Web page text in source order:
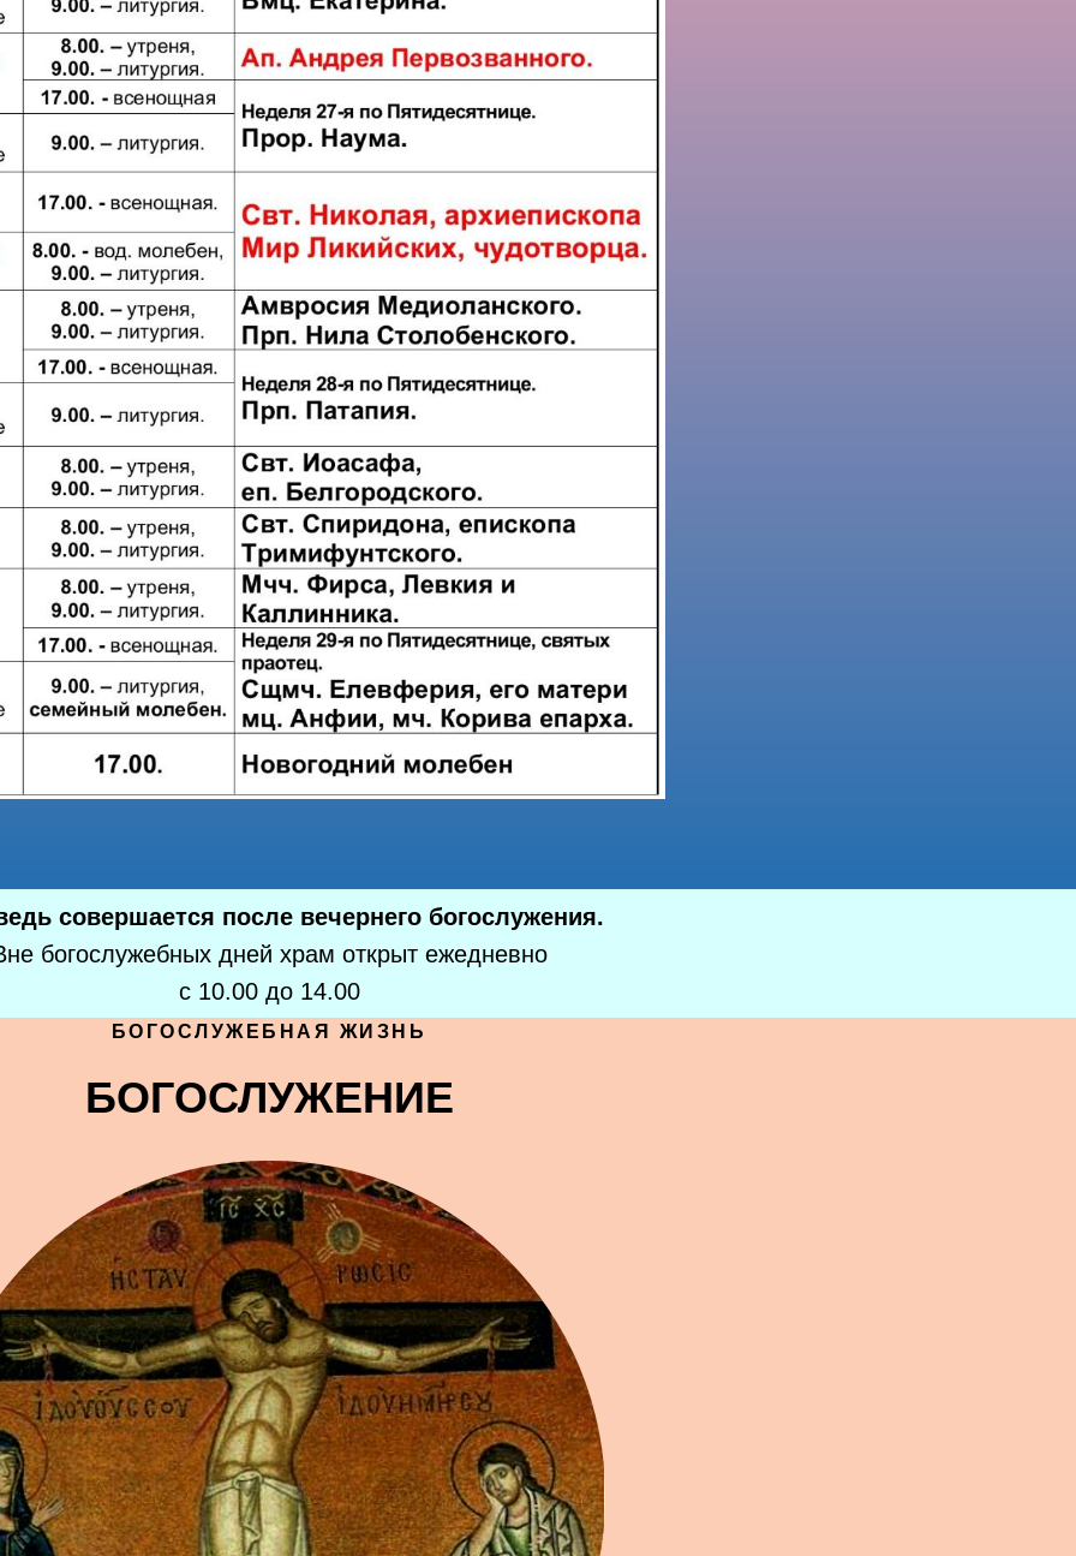
совершается после вечернего богослужения.
богослужебных дней храм открыт ежедневно
с 10.00 до 14.00
БОГОСЛУЖЕБНАЯ ЖИЗНЬ
БОГОСЛУЖЕНИЕ